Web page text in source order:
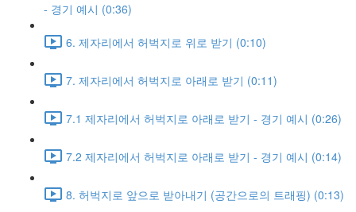
- 경기 예시 (0:36)
6. 제자리에서 허벅지로 위로 받기 (0:10)
7. 제자리에서 허벅지로 아래로 받기 (0:11)
7.1 제자리에서 허벅지로 아래로 받기 - 경기 예시 (0:26)
7.2 제자리에서 허벅지로 아래로 받기 - 경기 예시 (0:14)
8. 허벅지로 앞으로 받아내기 (공간으로의 트래핑) (0:13)